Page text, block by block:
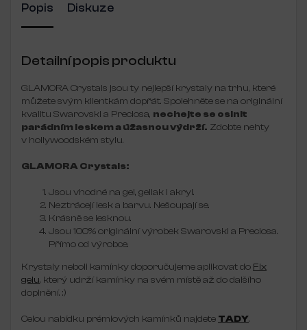
Popis Diskuze
Detailní popis produktu
GLAMORA Crystals jsou ty nejlepší krystaly na trhu, které
můžete svým klientkám dopřát. Spolehněte se na originální
kvalitu Swarovski a Preciosa, nechejte se oslnit
parádním leskem a úžasnou výdrží. Zdobte nehty
v hollywoodském stylu.
GLAMORA Crystals:
Jsou vhodné na gel, gellak i akryl.
Neztrácejí lesk a barvu. Nešoupají se.
Krásně se lesknou.
Jsou 100% originální výrobek Swarovski a Preciosa.
Přímo od výrobce.
Krystaly neboli kamínky doporučujeme aplikovat do Fix
gelu, který udrží kamínky na svém místě až do dalšího
doplnění. :)
Celou nabídku prémiových kamínků najdete TADY.